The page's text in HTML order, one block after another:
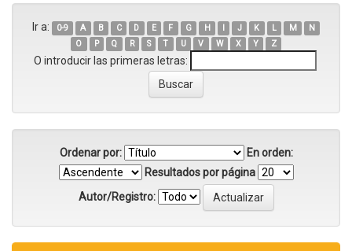
Ir a: 0-9 A B C D E F G H I J K L M
N
O
P Q R S T U V W X Y Z
O introducir las primeras letras:
Ordenar por:
En orden:
Resultados por página
Autor/Registro: